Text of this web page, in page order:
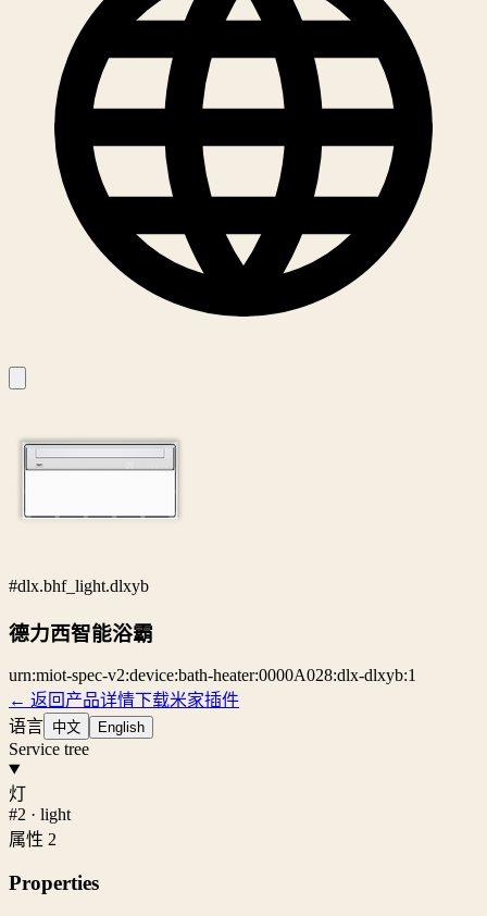
#dlx.bhf_light.dlxyb
德力西智能浴霸
urn:miot-spec-v2:device:bath-heater:0000A028:dlx-dlxyb:1
← 返回产品详情下载米家插件
语言 中文 English
Service tree
灯
#2 · light
属性 2
Properties